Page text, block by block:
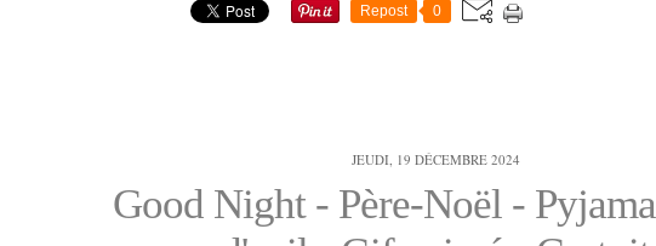
Repost 0
JEUDI, 19 DÉCEMBRE 2024
Good Night - Père-Noël -